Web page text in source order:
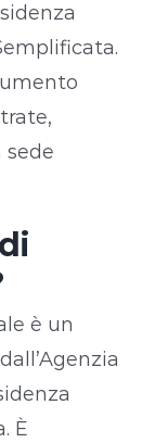
sede
è un
È